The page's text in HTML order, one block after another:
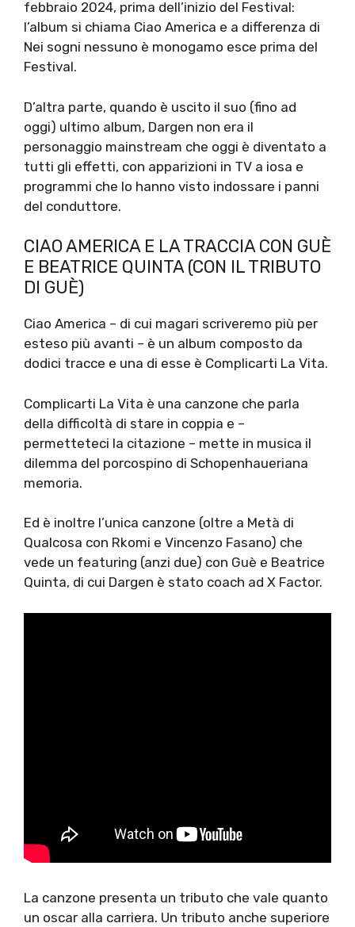
febbraio 2024, prima dell’inizio del Festival:
l’album si chiama Ciao America e a differenza di
Nei sogni nessuno è monogamo esce prima del
Festival.
D’altra parte, quando è uscito il suo (fino ad
oggi) ultimo album, Dargen non era il
personaggio mainstream che oggi è diventato a
tutti gli effetti, con apparizioni in TV a iosa e
programmi che lo hanno visto indossare i panni
del conduttore.
CIAO AMERICA E LA TRACCIA CON GUÈ
E BEATRICE QUINTA (CON IL TRIBUTO
DI GUÈ)
Ciao America – di cui magari scriveremo più per
esteso più avanti – è un album composto da
dodici tracce e una di esse è Complicarti La Vita.
Complicarti La Vita è una canzone che parla
della difficoltà di stare in coppia e –
permetteteci la citazione – mette in musica il
dilemma del porcospino di Schopenhaueriana
memoria.
Ed è inoltre l’unica canzone (oltre a Metà di
Qualcosa con Rkomi e Vincenzo Fasano) che
vede un featuring (anzi due) con Guè e Beatrice
Quinta, di cui Dargen è stato coach ad X Factor.
La canzone presenta un tributo che vale quanto
un oscar alla carriera. Un tributo anche superiore